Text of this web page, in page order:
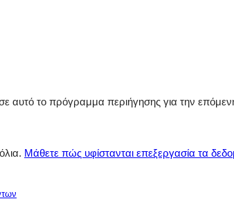
αυτό το πρόγραμμα περιήγησης για την
Μάθετε πώς υφίστανται επεξεργασία τα